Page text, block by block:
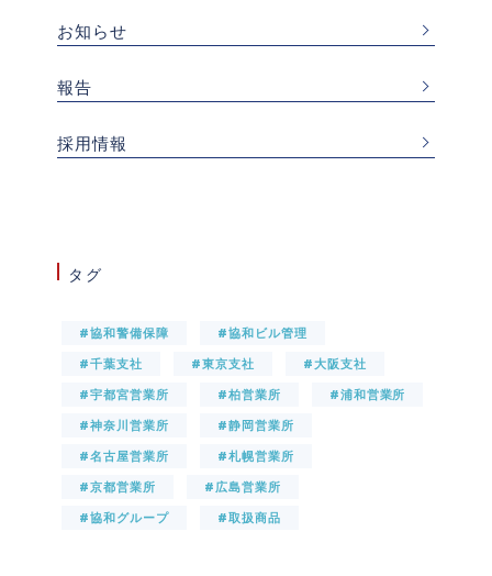
お知らせ
報告
採用情報
タグ
#協和警備保障
#協和ビル管理
#千葉支社
#東京支社
#大阪支社
#宇都宮営業所
#柏営業所
#浦和営業所
#神奈川営業所
#静岡営業所
#名古屋営業所
#札幌営業所
#京都営業所
#広島営業所
#協和グループ
#取扱商品